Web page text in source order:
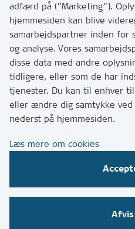
T:7249 6000
Bemærk: vi har mange
Links
Tilgængelighedserklæring
Cookies
CVR, EAN og betaling
Følg os på sociale
adfærd på (”Marketing”).
hjemmesiden kan blive
samarbejdspartner inden for
og analyse. Vores
disse data med andre
tidligere, eller som de har
tjenester. Du kan til enhver
eller ændre dig samtykke ved
nederst på hjemmesiden.
Læs mere om cookies